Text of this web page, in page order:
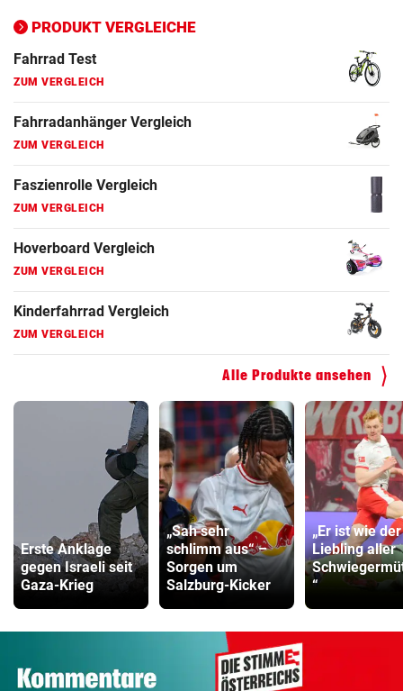
PRODUKT VERGLEICHE
ZUM VERGLEICH
Fahrrad Test
ZUM VERGLEICH
Fahrradanhänger Vergleich
ZUM VERGLEICH
Faszienrolle Vergleich
ZUM VERGLEICH
Hoverboard Vergleich
ZUM VERGLEICH
Kinderfahrrad Vergleich
ZUM VERGLEICH
Alle Produkte ansehen
Erste Anklage
gegen Israeli seit
Gaza-Krieg
„Sah sehr
schlimm aus“ –
Sorgen um
Salzburg-Kicker
„Er ist wie der
Liebling aller
“